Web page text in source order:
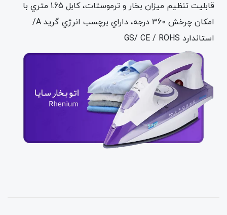
قابليت تنظيم ميزان بخار و ترموستات، كابل 1.65 متري با
امكان چرخش 360 درجه، داراي برچسب انرژي گريد A/
استاندارد GS/ CE / ROHS